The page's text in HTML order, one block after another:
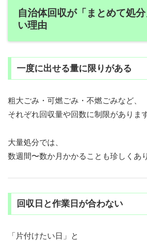
自治体回収が「まとめて処
い理由
一度に出せる量に限りがある
粗大ごみ・可燃ごみ・不燃ごみなど、
それぞれ回収量や回数に制限があります
大量処分では、
数週間〜数か月かかることも珍しくあ
回収日と作業日が合わない
「片付けたい日」と